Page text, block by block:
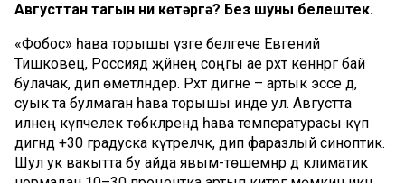
Августтан тагын ни көтәргә? Без шуны белештек.
«Фобос» һава торышы үзәге белгече Евгений
Тишковец, Россиядә җәйнең соңгы ае рәхәт көннәргә бай
булачак, дип өметләндерә. Рәхәт дигәне – артык эссе дә,
суык та булмаган һава торышы инде ул. Августта
илнең күпчелек төбәкләрендә һава температурасы күп
дигәндә +30 градуска күтәреләчәк, дип фаразлый синоптик.
Шул ук вакытта бу айда явым-төшемнәр дә климатик